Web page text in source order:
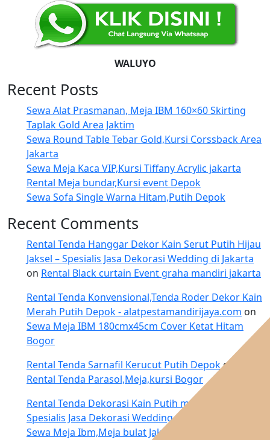
WALUYO
Recent Posts
Sewa Alat Prasmanan, Meja IBM 160×60 Skirting
Taplak Gold Area Jaktim
Sewa Round Table Tebar Gold,Kursi Corssback Area
Jakarta
Sewa Meja Kaca VIP,Kursi Tiffany Acrylic jakarta
Rental Meja bundar,Kursi event Depok
Sewa Sofa Single Warna Hitam,Putih Depok
Recent Comments
Rental Tenda Hanggar Dekor Kain Serut Putih Hijau
Jaksel – Spesialis Jasa Dekorasi Wedding di Jakarta
on Rental Black curtain Event graha mandiri jakarta
Rental Tenda Konvensional,Tenda Roder Dekor Kain
Merah Putih Depok - alatpestamandirijaya.com on
Sewa Meja IBM 180cmx45cm Cover Ketat Hitam
Bogor
Rental Tenda Sarnafil Kerucut Putih Depokon
Rental Tenda Parasol,Meja,kursi Bogor
Rental Tenda Dekorasi Kain Putih merah Bekasi –
Spesialis Jasa Dekorasi Wedding di Jakarta
Sewa Meja Ibm,Meja bulat Jakarta